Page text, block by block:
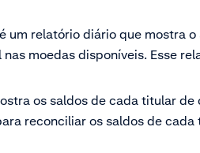
é um relatório diário que mostra
moedas disponíveis. Esse
os saldos de cada titular
reconciliar os saldos de